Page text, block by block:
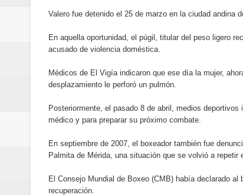
Valero fue detenido el 25 de marzo en la ciudad andina
En aquella oportunidad, el púgil, titular del peso ligero
acusado de violencia doméstica.
Médicos de El Vigía indicaron que ese día la mujer,
desplazamiento le perforó un pulmón.
Posteriormente, el pasado 8 de abril, medios
médico y para preparar su próximo combate.
En septiembre de 2007, el boxeador también fue
Palmita de Mérida, una situación que se volvió a repetir
El Consejo Mundial de Boxeo (CMB) había declarado
recuperación.